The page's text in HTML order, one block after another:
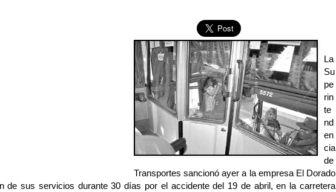
La
Su
pe
rin
te
nd
en
cia
de
Transportes sancionó ayer a la empresa El Dorado
de sus servicios durante 30 días por el accidente del 19 de abril, en la carretera